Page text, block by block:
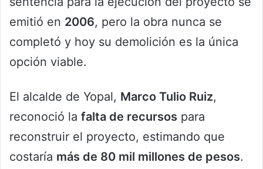
emitió en 2006, pero la obra nunca se
completó y hoy su demolición es la única
opción viable.
El alcalde de Yopal, Marco Tulio Ruiz,
reconoció la falta de recursos para
reconstruir el proyecto, estimando que
costaría más de 80 mil millones de pesos.